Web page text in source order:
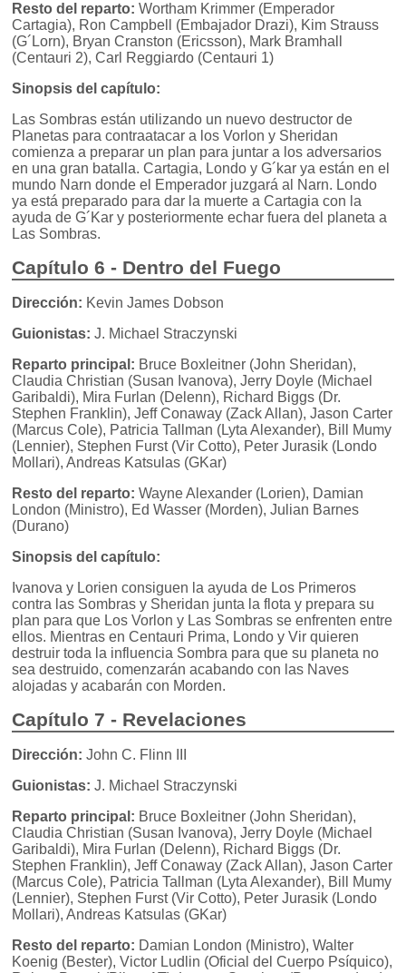
Resto del reparto: Wortham Krimmer (Emperador
Cartagia), Ron Campbell (Embajador Drazi), Kim Strauss
(G´Lorn), Bryan Cranston (Ericsson), Mark Bramhall
(Centauri 2), Carl Reggiardo (Centauri 1)
Sinopsis del capítulo:
Las Sombras están utilizando un nuevo destructor de
Planetas para contraatacar a los Vorlon y Sheridan
comienza a preparar un plan para juntar a los adversarios
en una gran batalla. Cartagia, Londo y G´kar ya están en el
mundo Narn donde el Emperador juzgará al Narn. Londo
ya está preparado para dar la muerte a Cartagia con la
ayuda de G´Kar y posteriormente echar fuera del planeta a
Las Sombras.
Capítulo 6 - Dentro del Fuego
Dirección: Kevin James Dobson
Guionistas: J. Michael Straczynski
Reparto principal: Bruce Boxleitner (John Sheridan),
Claudia Christian (Susan Ivanova), Jerry Doyle (Michael
Garibaldi), Mira Furlan (Delenn), Richard Biggs (Dr.
Stephen Franklin), Jeff Conaway (Zack Allan), Jason Carter
(Marcus Cole), Patricia Tallman (Lyta Alexander), Bill Mumy
(Lennier), Stephen Furst (Vir Cotto), Peter Jurasik (Londo
Mollari), Andreas Katsulas (GKar)
Resto del reparto: Wayne Alexander (Lorien), Damian
London (Ministro), Ed Wasser (Morden), Julian Barnes
(Durano)
Sinopsis del capítulo:
Ivanova y Lorien consiguen la ayuda de Los Primeros
contra las Sombras y Sheridan junta la flota y prepara su
plan para que Los Vorlon y Las Sombras se enfrenten entre
ellos. Mientras en Centauri Prima, Londo y Vir quieren
destruir toda la influencia Sombra para que su planeta no
sea destruido, comenzarán acabando con las Naves
alojadas y acabarán con Morden.
Capítulo 7 - Revelaciones
Dirección: John C. Flinn III
Guionistas: J. Michael Straczynski
Reparto principal: Bruce Boxleitner (John Sheridan),
Claudia Christian (Susan Ivanova), Jerry Doyle (Michael
Garibaldi), Mira Furlan (Delenn), Richard Biggs (Dr.
Stephen Franklin), Jeff Conaway (Zack Allan), Jason Carter
(Marcus Cole), Patricia Tallman (Lyta Alexander), Bill Mumy
(Lennier), Stephen Furst (Vir Cotto), Peter Jurasik (Londo
Mollari), Andreas Katsulas (GKar)
Resto del reparto: Damian London (Ministro), Walter
Koenig (Bester), Victor Ludlin (Oficial del Cuerpo Psíquico),